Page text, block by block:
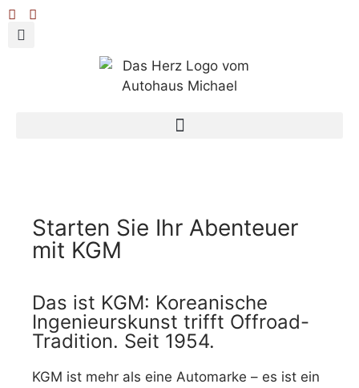
Starten Sie Ihr Abenteuer
mit KGM
Das ist KGM: Koreanische
Ingenieurskunst trifft Offroad-
Tradition. Seit 1954.
KGM ist mehr als eine Automarke – es ist ein